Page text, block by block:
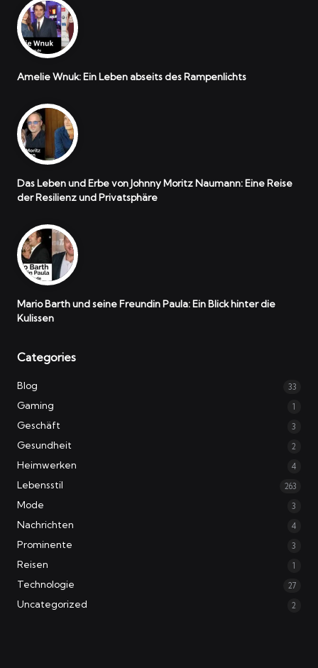
Amelie Wnuk: Ein Leben abseits des Rampenlichts
Das Leben und Erbe von Johnny Moritz Naumann: Eine Reise
der Resilienz und Privatsphäre
Mario Barth und seine Freundin Paula: Ein Blick hinter die
Kulissen
Categories
Blog 33
Gaming 1
Geschäft 3
Gesundheit 2
Heimwerken 4
Lebensstil 263
Mode 3
Nachrichten 4
Prominente 3
Reisen 1
Technologie 27
Uncategorized 2